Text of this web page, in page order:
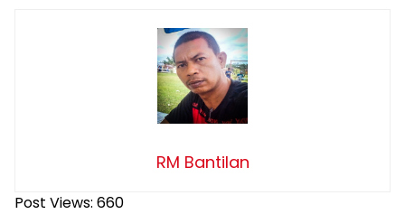
RM Bantilan
Post Views: 660